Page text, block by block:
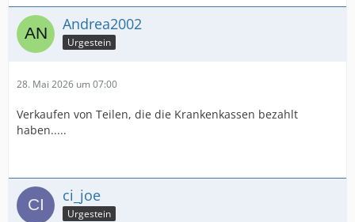
Andrea2002
Urgestein
28. Mai 2026 um 07:00
Verkaufen von Teilen, die die Krankenkassen bezahlt
haben.....
ci_joe
Urgestein